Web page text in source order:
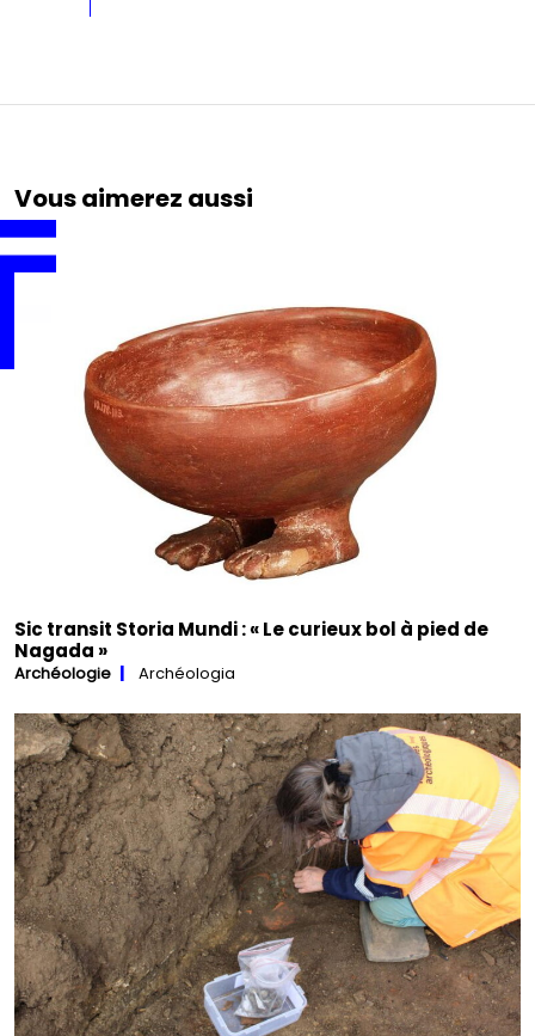
Vous aimerez aussi
Sic transit Storia Mundi : « Le curieux bol à pied de
Nagada »
Archéologie Archéologia